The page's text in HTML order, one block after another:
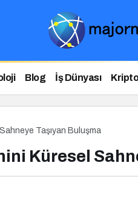
Blog İş Dünyası Kripto
Taşıyan Buluşma
Küresel